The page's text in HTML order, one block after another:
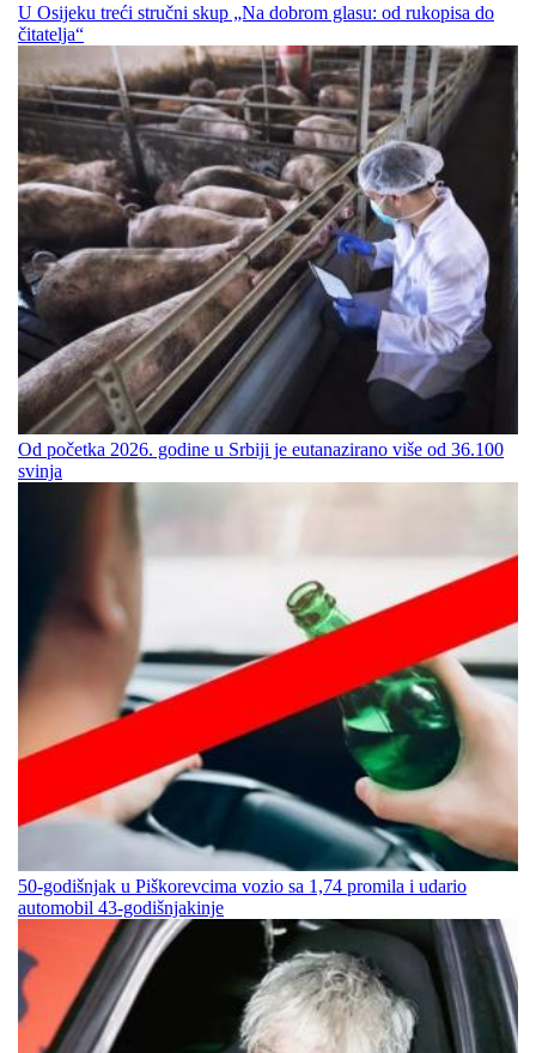
U Osijeku treći stručni skup „Na dobrom glasu: od rukopisa do
čitatelja“
Od početka 2026. godine u Srbiji je eutanazirano više od 36.100
svinja
50-godišnjak u Piškorevcima vozio sa 1,74 promila i udario
automobil 43-godišnjakinje